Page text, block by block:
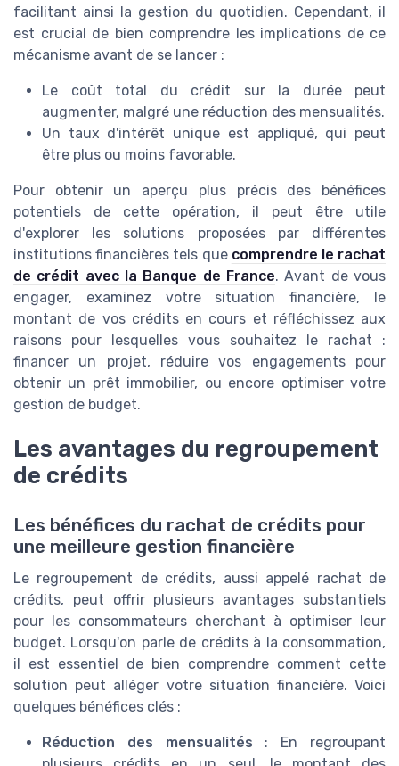
facilitant ainsi la gestion du quotidien. Cependant, il
est crucial de bien comprendre les implications de ce
mécanisme avant de se lancer :
Le coût total du crédit sur la durée peut
augmenter, malgré une réduction des mensualités.
Un taux d'intérêt unique est appliqué, qui peut
être plus ou moins favorable.
Pour obtenir un aperçu plus précis des bénéfices
potentiels de cette opération, il peut être utile
d'explorer les solutions proposées par différentes
institutions financières tels que comprendre le rachat
de crédit avec la Banque de France. Avant de vous
engager, examinez votre situation financière, le
montant de vos crédits en cours et réfléchissez aux
raisons pour lesquelles vous souhaitez le rachat :
financer un projet, réduire vos engagements pour
obtenir un prêt immobilier, ou encore optimiser votre
gestion de budget.
Les avantages du regroupement
de crédits
Les bénéfices du rachat de crédits pour
une meilleure gestion financière
Le regroupement de crédits, aussi appelé rachat de
crédits, peut offrir plusieurs avantages substantiels
pour les consommateurs cherchant à optimiser leur
budget. Lorsqu'on parle de crédits à la consommation,
il est essentiel de bien comprendre comment cette
solution peut alléger votre situation financière. Voici
quelques bénéfices clés :
Réduction des mensualités : En regroupant